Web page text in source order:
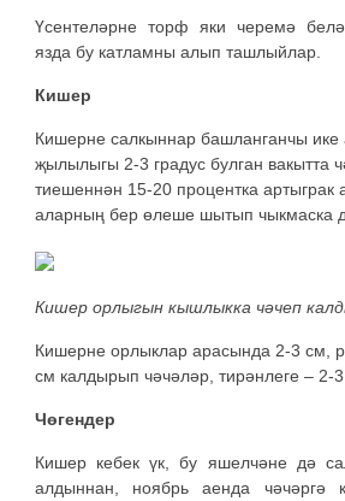
Үсентеләрне торф яки черемә
язда бу катламны алып ташлыйлар.
Кишер
Кишерне салкыннар башланганчы ике
җылылыгы 2-3 градус булган вакытта
тиешеннән 15-20 процентка артыграк
аларның бер өлеше шытып чыкмаска
Кишер орлыгын кышлыкка чәчеп
Кишерне орлыклар арасында 2-3 см,
см калдырып чәчәләр, тирәнлеге – 2-3
Чөгендер
Кишер кебек үк, бу яшелчәне дә
алдыннан, ноябрь аенда чәчәргә